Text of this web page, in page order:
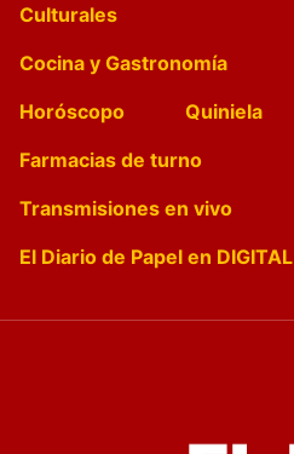
Culturales
Cocina y Gastronomía
Horóscopo
Quiniela
Farmacias de turno
Transmisiones en vivo
El Diario de Papel en DIGITAL